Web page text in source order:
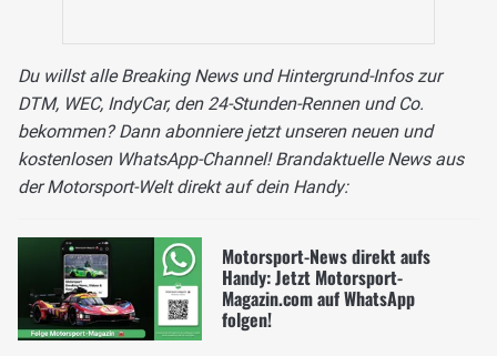
Du willst alle Breaking News und Hintergrund-Infos zur
DTM, WEC, IndyCar, den 24-Stunden-Rennen und Co.
bekommen? Dann abonniere jetzt unseren neuen und
kostenlosen WhatsApp-Channel! Brandaktuelle News aus
der Motorsport-Welt direkt auf dein Handy:
Motorsport-News direkt aufs
Handy: Jetzt Motorsport-
Magazin.com auf WhatsApp
folgen!